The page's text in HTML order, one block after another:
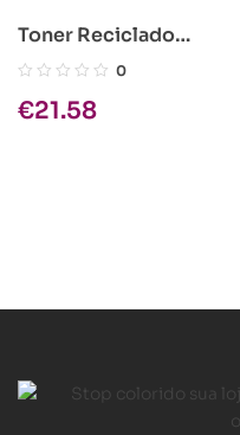
Toner Reciclado
Kyocera TK-330
0
€21.58